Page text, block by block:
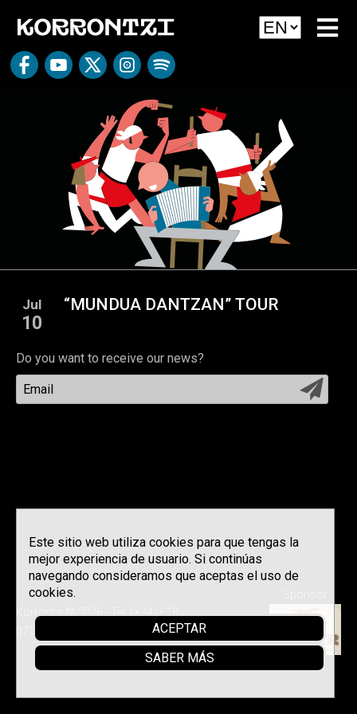
Jul
10
“MUNDUA DANTZAN” TOUR
Do you want to receive our news?
Política de privacidad
Este sitio web utiliza cookies para que tengas la
mejor experiencia de usuario. Si continúas
navegando consideramos que aceptas el uso de
cookies.
ACEPTAR
SABER MÁS